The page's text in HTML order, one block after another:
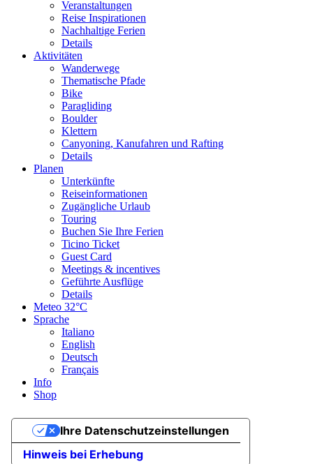
Veranstaltungen
Reise Inspirationen
Nachhaltige Ferien
Details
Aktivitäten
Wanderwege
Thematische Pfade
Bike
Paragliding
Boulder
Klettern
Canyoning, Kanufahren und Rafting
Details
Planen
Unterkünfte
Reiseinformationen
Zugängliche Urlaub
Touring
Buchen Sie Ihre Ferien
Ticino Ticket
Guest Card
Meetings & incentives
Geführte Ausflüge
Details
Meteo 32°C
Sprache
Italiano
English
Deutsch
Français
Info
Shop
Hinweis bei Erhebung
Ihre Datenschutzeinstellungen